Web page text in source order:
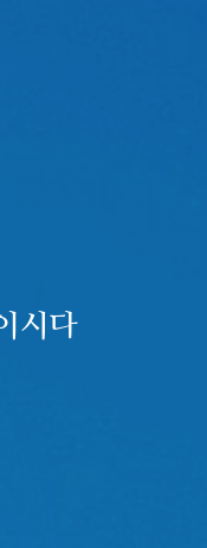
시다